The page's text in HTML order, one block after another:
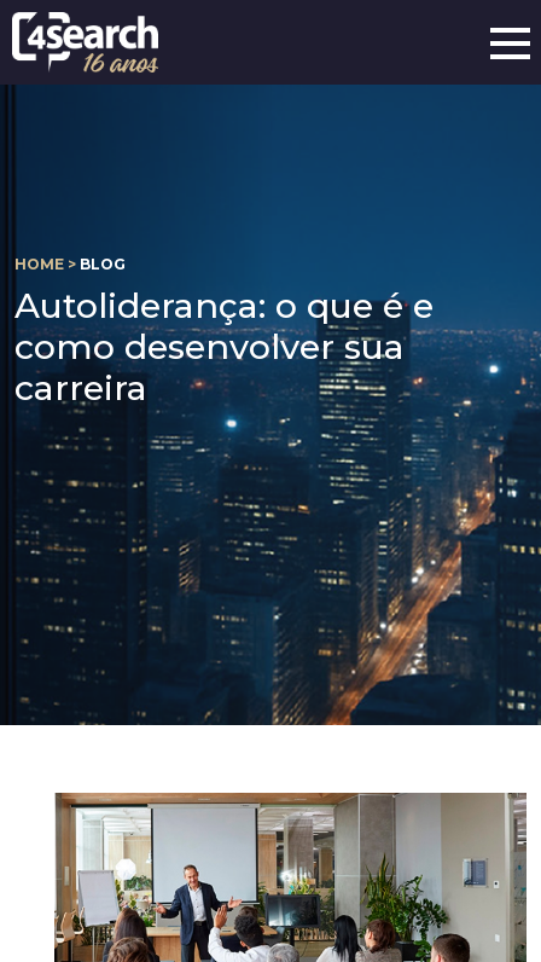
HOME > BLOG
Autoliderança: o que é e
como desenvolver sua
carreira